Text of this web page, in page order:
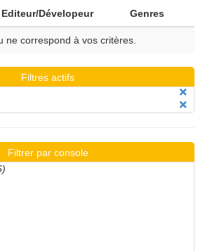
Editeur/Dévelopeur Genres
ne correspond à vos critères.
Filtres actifs
Filtrer par console